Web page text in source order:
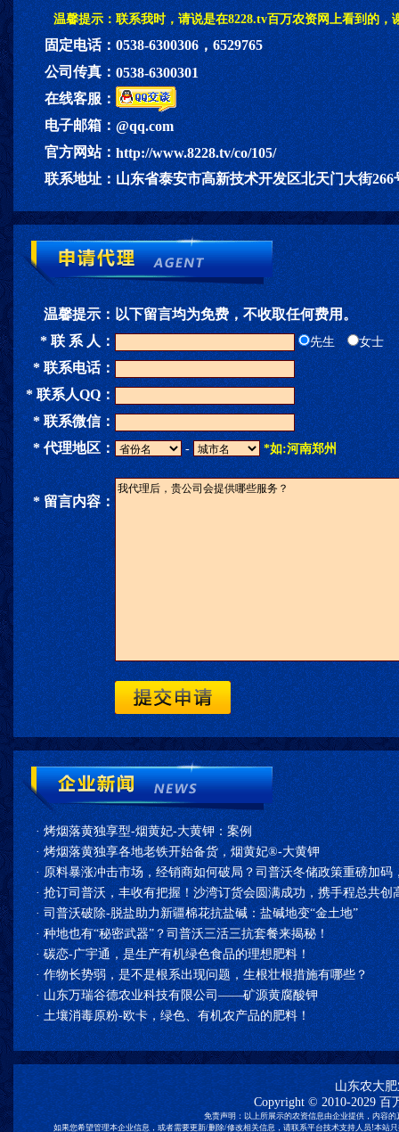
温馨提示：联系我时，请说是在8228.tv百万农资网上看到的，
固定电话：0538-6300306，6529765
公司传真：0538-6300301
在线客服：
电子邮箱：@qq.com
官方网站：http://www.8228.tv/co/105/
联系地址：山东省泰安市高新技术开发区北天门大街266
温馨提示：以下留言均为免费，不收取任何费用。
* 联 系 人：
先生 女士
* 联系电话：
* 联系人QQ：
* 联系微信：
* 代理地区：
- *如:河南郑州
* 留言内容：
·烤烟落黄独享型-烟黄妃-大黄钾：案例
·烤烟落黄独享各地老铁开始备货，烟黄妃®-大黄钾
·原料暴涨冲击市场，经销商如何破局？司普沃冬储政策重磅加码
·抢订司普沃，丰收有把握！沙湾订货会圆满成功，携手程总共创
·司普沃破除-脱盐助力新疆棉花抗盐碱：盐碱地变“金土地”
·种地也有“秘密武器”？司普沃三活三抗套餐来揭秘！
·碳恋-广宇通，是生产有机绿色食品的理想肥料！
·作物长势弱，是不是根系出现问题，生根壮根措施有哪些？
·山东万瑞谷德农业科技有限公司——矿源黄腐酸钾
·土壤消毒原粉-欧卡，绿色、有机农产品的肥料！
山东农大
Copyright © 2010-2029百
免责声明：以上所展示的农资信息由企业提供，内容
如果您希望管理本企业信息，或者需要更新/删除/修改相关信息，请联系平台技术支持人员!本站